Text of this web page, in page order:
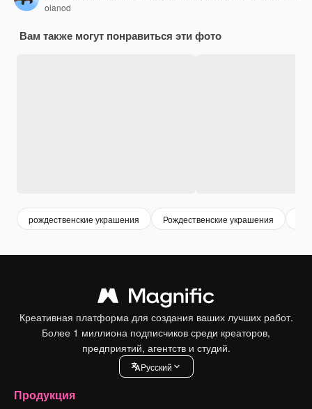
olanod
Вам также могут понравиться эти фото
рождественские украшения Рождественские украшения
Креативная платформа для создания ваших лучших работ.
Более 1 миллиона подписчиков среди креаторов,
предприятий, агентств и студий.
Pусский
Продукция